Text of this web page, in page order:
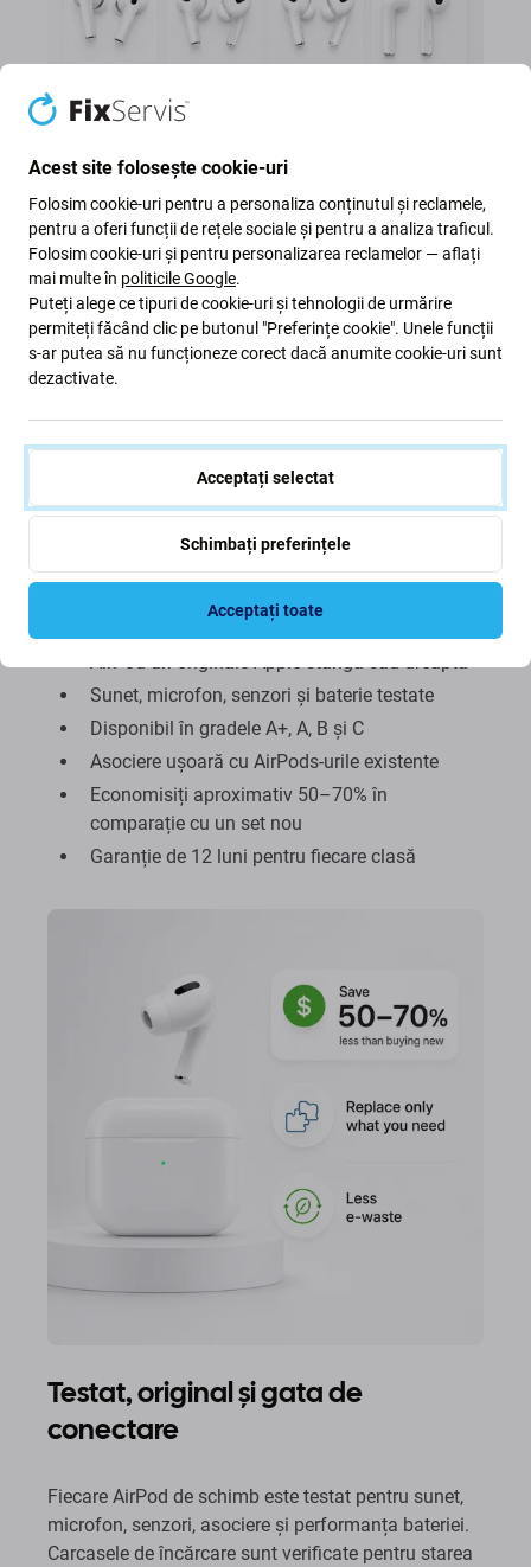
AirPods de schimb stânga și
dreapta
durată de viață mai slabă a bateriei? Cumpără
separat un AirPod stânga sau drept care să se
potrivească cu setul tău existent. După o simplă
asociere, funcționează împreună cu AirPod-ul actual
și cu carcasa de încărcare.
AirPod-uri originale Apple stânga sau dreapta
Sunet, microfon, senzori și baterie testate
Disponibil în gradele A+, A, B și C
Asociere ușoară cu AirPods-urile existente
Economisiți aproximativ 50–70% în
comparație cu un set nou
Garanție de 12 luni pentru fiecare clasă
Testat, original și gata de
conectare
Fiecare AirPod de schimb este testat pentru sunet,
microfon, senzori, asociere și performanța bateriei.
Carcasele de încărcare sunt verificate pentru starea
Acest site folosește cookie-uri
Folosim cookie-uri pentru a personaliza conținutul și reclamele,
pentru a oferi funcții de rețele sociale și pentru a analiza traficul.
Folosim cookie-uri și pentru personalizarea reclamelor — aflați
mai multe în politicile Google.
Puteți alege ce tipuri de cookie-uri și tehnologii de urmărire
permiteți făcând clic pe butonul "Preferințe cookie". Unele funcții
s-ar putea să nu funcționeze corect dacă anumite cookie-uri sunt
dezactivate.
Acceptați selectat
Schimbați preferințele
Acceptați toate